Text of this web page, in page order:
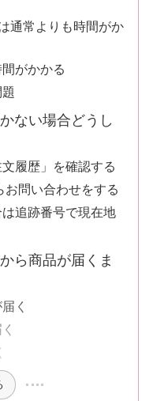
通常よりも時間がか
がかかる
ない場合どうし
履歴」を確認する
お問い合わせをする
追跡番号で現在地
ら商品が届くま
く